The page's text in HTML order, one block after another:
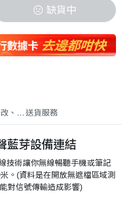
缺貨中
、取消與退款政策
送貨服務
藍芽設備連結
技術讓你無線暢聽手機或筆記
。(資料是在開放無遮檔區域測
對信號傳輸造成影響)